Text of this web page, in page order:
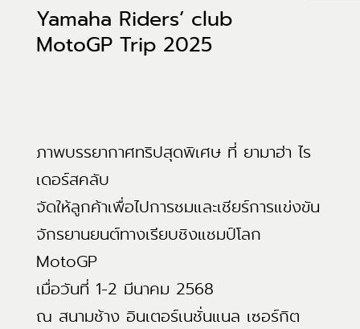
Yamaha Riders’ club
MotoGP Trip 2025
ภาพบรรยากาศทริปสุดพิเศษ ที่ ยามาฮ่า ไร
เดอร์สคลับ
จัดให้ลูกค้าเพื่อไปการชมและเชียร์การแข่งขัน
จักรยานยนต์ทางเรียบชิงแชมป์โลก
MotoGP
เมื่อวันที่ 1-2 มีนาคม 2568
ณ สนามช้าง อินเตอร์เนชั่นแนล เซอร์กิต